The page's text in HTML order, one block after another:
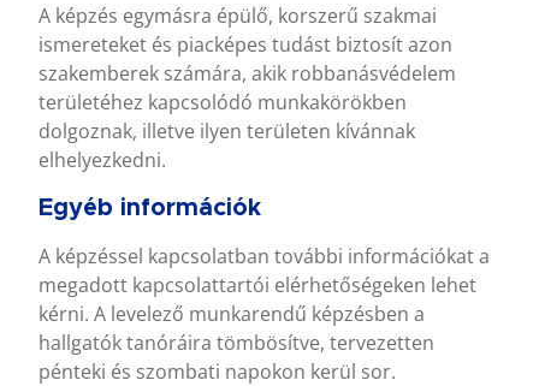
A képzés egymásra épülő, korszerű szakmai
ismereteket és piacképes tudást biztosít azon
szakemberek számára, akik robbanásvédelem
területéhez kapcsolódó munkakörökben
dolgoznak, illetve ilyen területen kívánnak
elhelyezkedni.
Egyéb információk
A képzéssel kapcsolatban további információkat a
megadott kapcsolattartói elérhetőségeken lehet
kérni. A levelező munkarendű képzésben a
hallgatók tanóráira tömbösítve, tervezetten
pénteki és szombati napokon kerül sor.